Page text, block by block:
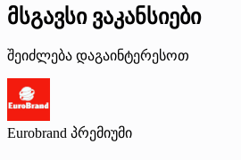
მსგავსი ვაკანსიები
შეიძლება დაგაინტერესოთ
Eurobrand პრემიუმი